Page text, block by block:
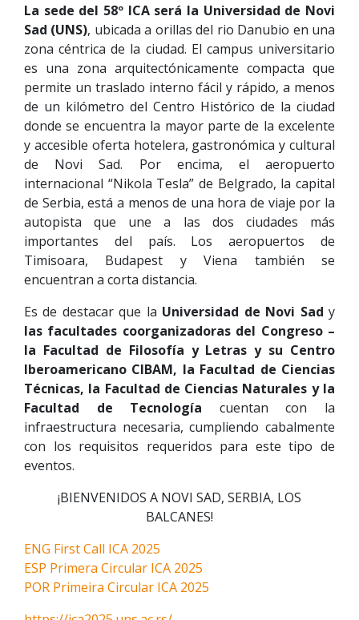
La sede del 58º ICA será la Universidad de Novi
Sad (UNS), ubicada a orillas del rio Danubio en una
zona céntrica de la ciudad. El campus universitario
es una zona arquitectónicamente compacta que
permite un traslado interno fácil y rápido, a menos
de un kilómetro del Centro Histórico de la ciudad
donde se encuentra la mayor parte de la excelente
y accesible oferta hotelera, gastronómica y cultural
de Novi Sad. Por encima, el aeropuerto
internacional “Nikola Tesla” de Belgrado, la capital
de Serbia, está a menos de una hora de viaje por la
autopista que une a las dos ciudades más
importantes del país. Los aeropuertos de
Timisoara, Budapest y Viena también se
encuentran a corta distancia.
Es de destacar que la Universidad de Novi Sad y
las facultades coorganizadoras del Congreso –
la Facultad de Filosofía y Letras y su Centro
Iberoamericano CIBAM, la Facultad de Ciencias
Técnicas, la Facultad de Ciencias Naturales y la
Facultad de Tecnología cuentan con la
infraestructura necesaria, cumpliendo cabalmente
con los requisitos requeridos para este tipo de
eventos.
¡BIENVENIDOS A NOVI SAD, SERBIA, LOS
BALCANES!
ENG First Call ICA 2025
ESP Primera Circular ICA 2025
POR Primeira Circular ICA 2025